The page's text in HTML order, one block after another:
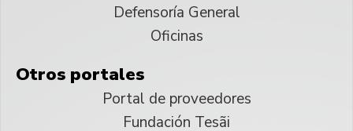
Defensoría General
Oficinas
Otros portales
Portal de proveedores
Fundación Tesãi